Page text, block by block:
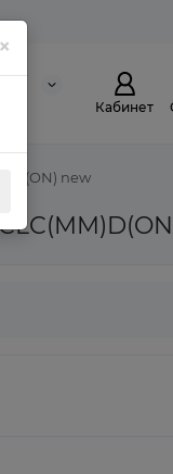
Кабинет
new
×